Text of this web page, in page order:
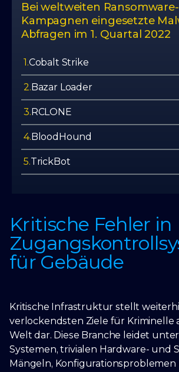
Bei weltweiten Ransomware-
Kampagnen eingesetzte
Abfragen im 1. Quartal 2022
1.Cobalt Strike
2. Bazar Loader
3. RCLONE
4. BloodHound
5.TrickBot
Kritische Fehler in
für Gebäude
Kritische Infrastruktur stellt
verlockendsten Ziele für Kriminelle
Welt dar. Diese Branche leidet
Systemen, trivialen Hardware- und
Mängeln,